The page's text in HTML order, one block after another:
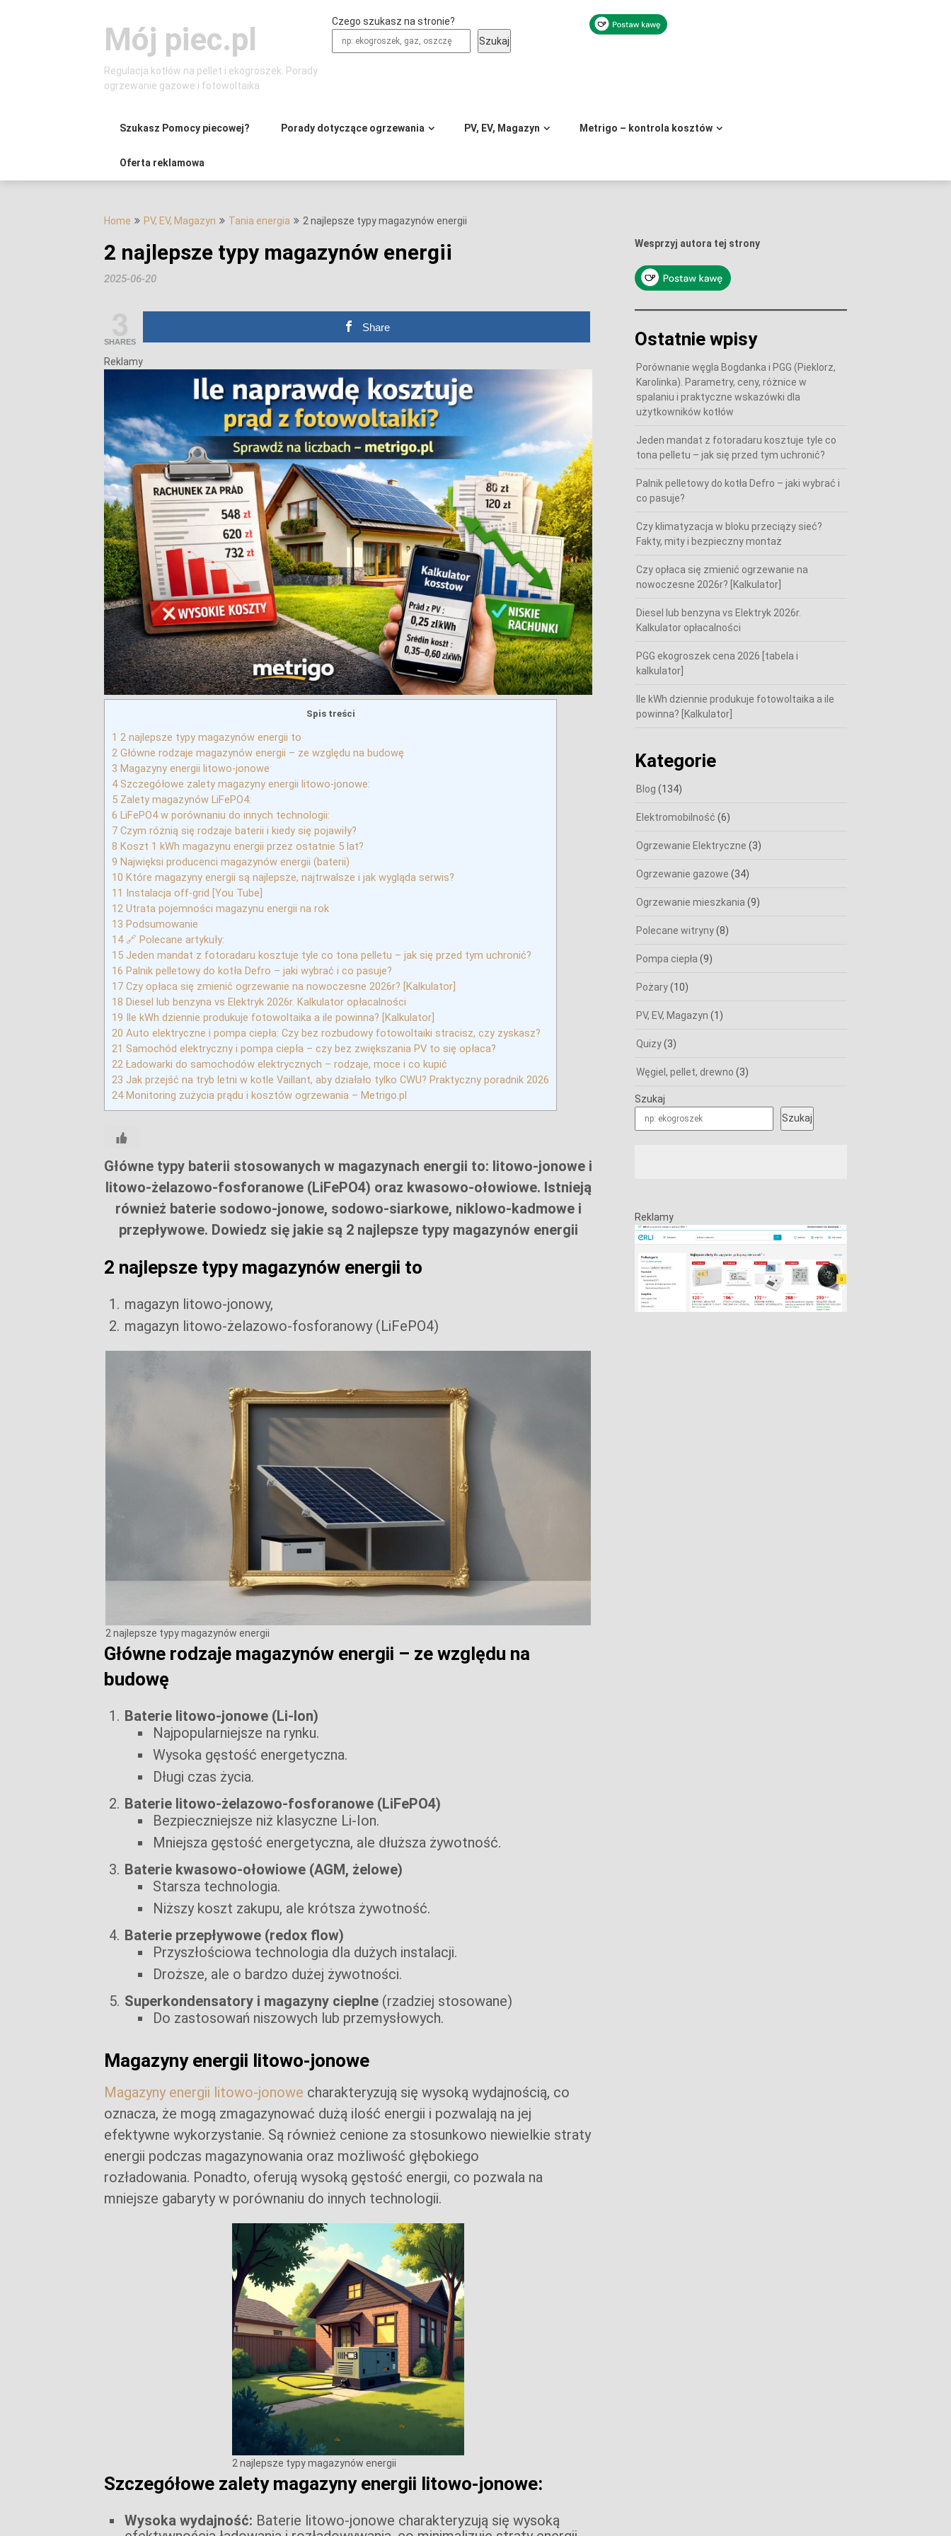
Mój piec.pl
Regulacja kotłów na pellet i ekogroszek. Porady
ogrzewanie gazowe i fotowoltaika
Czego szukasz na stronie?
Szukaj
Szukasz Pomocy piecowej? Porady dotyczące ogrzewania PV, EV, Magazyn Metrigo – kontrola kosztów
Oferta reklamowa
Home PV, EV, Magazyn Tania energia 2 najlepsze typy magazynów energii
2 najlepsze typy magazynów energii
2025-06-20
SHARES
Share
Reklamy
Spis treści
1 2 najlepsze typy magazynów energii to
2 Główne rodzaje magazynów energii – ze względu na budowę
3 Magazyny energii litowo-jonowe
4Szczegółowe zalety magazyny energii litowo-jonowe:
5 Zalety magazynów LiFePO4:
6 LiFePO4 w porównaniu do innych technologii:
7 Czym różnią się rodzaje baterii i kiedy się pojawiły?
8 Koszt 1 kWh magazynu energii przez ostatnie 5 lat?
9 Najwięksi producenci magazynów energii (baterii)
10 Które magazyny energii są najlepsze, najtrwalsze i jak wygląda serwis?
11 Instalacja off-grid [You Tube]
12 Utrata pojemności magazynu energii na rok
13 Podsumowanie
14🔗 Polecane artykuły:
15 Jeden mandat z fotoradaru kosztuje tyle co tona pelletu – jak się przed tym uchronić?
16 Palnik pelletowy do kotła Defro – jaki wybrać i co pasuje?
17 Czy opłaca się zmienić ogrzewanie na nowoczesne 2026r? [Kalkulator]
18 Diesel lub benzyna vs Elektryk 2026r. Kalkulator opłacalności
19 Ile kWh dziennie produkuje fotowoltaika a ile powinna? [Kalkulator]
20 Auto elektryczne i pompa ciepła: Czy bez rozbudowy fotowoltaiki stracisz, czy zyskasz?
21 Samochód elektryczny i pompa ciepła – czy bez zwiększania PV to się opłaca?
22 Ładowarki do samochodów elektrycznych – rodzaje, moce i co kupić
23 Jak przejść na tryb letni w kotle Vaillant, aby działało tylko CWU? Praktyczny poradnik 2026
24Monitoring zużycia prądu i kosztów ogrzewania – Metrigo.pl
Główne typy baterii stosowanych w magazynach energii to: litowo-jonowe i
litowo-żelazowo-fosforanowe (LiFePO4) oraz kwasowo-ołowiowe. Istnieją
również baterie sodowo-jonowe, sodowo-siarkowe, niklowo-kadmowe i
przepływowe. Dowiedz się jakie są 2 najlepsze typy magazynów energii
2 najlepsze typy magazynów energii to
magazyn litowo-jonowy,
magazyn litowo-żelazowo-fosforanowy (LiFePO4)
2 najlepsze typy magazynów energii
Główne rodzaje magazynów energii – ze względu na
budowę
Baterie litowo-jonowe (Li-Ion)
Najpopularniejsze na rynku.
Wysoka gęstość energetyczna.
Długi czas życia.
Baterie litowo-żelazowo-fosforanowe (LiFePO4)
Bezpieczniejsze niż klasyczne Li-Ion.
Mniejsza gęstość energetyczna, ale dłuższa żywotność.
Baterie kwasowo-ołowiowe (AGM, żelowe)
Starsza technologia.
Niższy koszt zakupu, ale krótsza żywotność.
Baterie przepływowe (redox flow)
Przyszłościowa technologia dla dużych instalacji.
Droższe, ale o bardzo dużej żywotności.
Superkondensatory i magazyny cieplne(rzadziej stosowane)
Do zastosowań niszowych lub przemysłowych.
Magazyny energii litowo-jonowe
Magazyny energii litowo-jonowe charakteryzują się wysoką wydajnością, co
oznacza, że mogą zmagazynować dużą ilość energii i pozwalają na jej
efektywne wykorzystanie. Są również cenione za stosunkowo niewielkie straty
energii podczas magazynowania oraz możliwość głębokiego
rozładowania. Ponadto, oferują wysoką gęstość energii, co pozwala na
mniejsze gabaryty w porównaniu do innych technologii.
2 najlepsze typy magazynów energii
Szczegółowe zalety magazyny energii litowo-jonowe:
Wysoka wydajność: Baterie litowo-jonowe charakteryzują się wysoką
Wesprzyj autora tej strony
Ostatnie wpisy
Porównanie węgla Bogdanka i PGG (Pieklorz,
Karolinka). Parametry, ceny, różnice w
spalaniu i praktyczne wskazówki dla
użytkowników kotłów
Jeden mandat z fotoradaru kosztuje tyle co
tona pelletu – jak się przed tym uchronić?
Palnik pelletowy do kotła Defro – jaki wybrać i
co pasuje?
Czy klimatyzacja w bloku przeciąży sieć?
Fakty, mity i bezpieczny montaż
Czy opłaca się zmienić ogrzewanie na
nowoczesne 2026r? [Kalkulator]
Diesel lub benzyna vs Elektryk 2026r.
Kalkulator opłacalności
PGG ekogroszek cena 2026 [tabela i
kalkulator]
Ile kWh dziennie produkuje fotowoltaika a ile
powinna? [Kalkulator]
Kategorie
Blog (134)
Elektromobilność (6)
Ogrzewanie Elektryczne (3)
Ogrzewanie gazowe (34)
Ogrzewanie mieszkania (9)
Polecane witryny(8)
Pompa ciepła (9)
Pożary(10)
PV, EV, Magazyn (1)
Quizy(3)
Węgiel, pellet, drewno (3)
Szukaj
Szukaj
Reklamy